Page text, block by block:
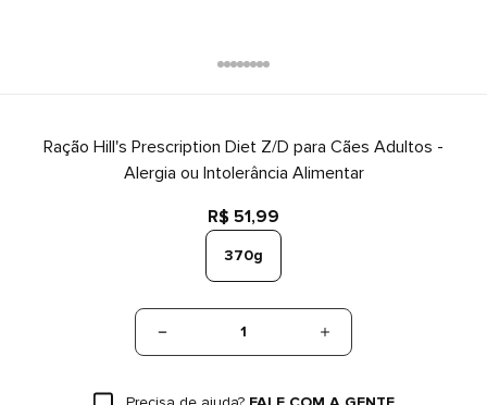
Ração Hill's Prescription Diet Z/D para Cães Adultos -
Alergia ou Intolerância Alimentar
R$ 51,99
370g
1